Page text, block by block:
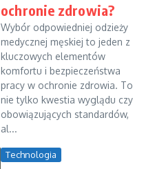
ochronie zdrowia?
Wybór odpowiedniej odzieży
medycznej męskiej to jeden z
kluczowych elementów
komfortu i bezpieczeństwa
pracy w ochronie zdrowia. To
nie tylko kwestia wyglądu czy
obowiązujących standardów,
al...
Technologia